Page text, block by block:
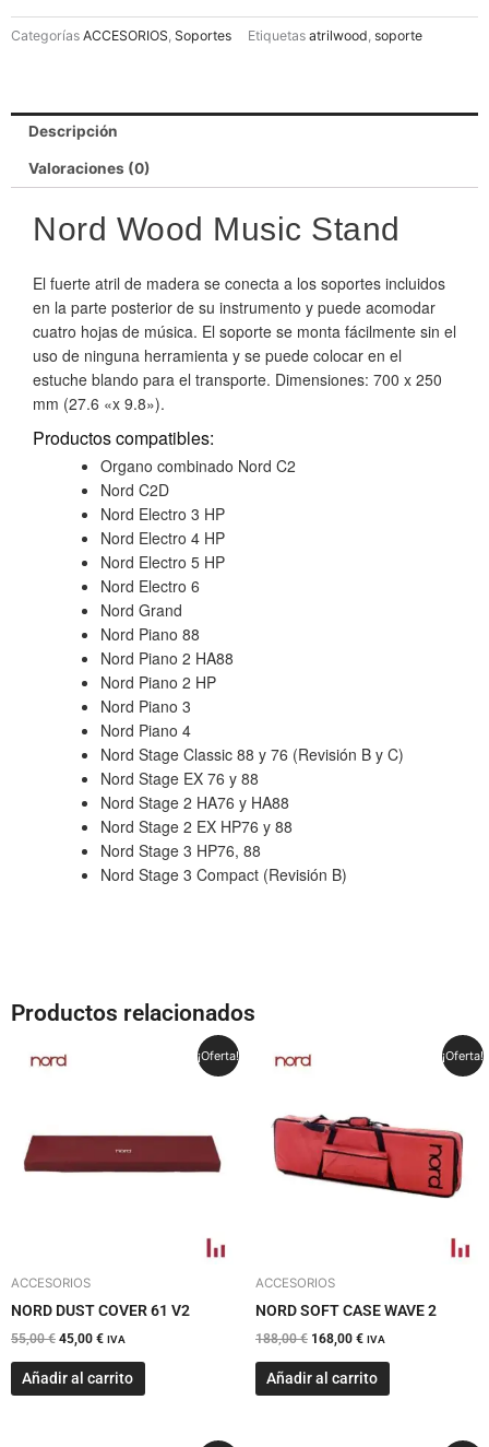
cantidad
Categorías ACCESORIOS, Soportes Etiquetas atrilwood, soporte
Descripción
Valoraciones (0)
Nord Wood Music Stand
El fuerte atril de madera se conecta a los soportes incluidos
en la parte posterior de su instrumento y puede acomodar
cuatro hojas de música. El soporte se monta fácilmente sin el
uso de ninguna herramienta y se puede colocar en el
estuche blando para el transporte. Dimensiones: 700 x 250
mm (27.6 «x 9.8»).
Productos compatibles:
Organo combinado Nord C2
Nord C2D
Nord Electro 3 HP
Nord Electro 4 HP
Nord Electro 5 HP
Nord Electro 6
Nord Grand
Nord Piano 88
Nord Piano 2 HA88
Nord Piano 2 HP
Nord Piano 3
Nord Piano 4
Nord Stage Classic 88 y 76 (Revisión B y C)
Nord Stage EX 76 y 88
Nord Stage 2 HA76 y HA88
Nord Stage 2 EX HP76 y 88
Nord Stage 3 HP76, 88
Nord Stage 3 Compact (Revisión B)
Productos relacionados
¡Oferta!
ACCESORIOS
NORD DUST COVER 61 V2
55,00€
precio
45,00 € IVA
Añadir al carrito
¡Oferta!
ACCESORIOS
NORD SOFT CASE WAVE 2
188,00€
precio
188,00 €.
168,00 €
168,00 €.
IVA
Añadir al carrito